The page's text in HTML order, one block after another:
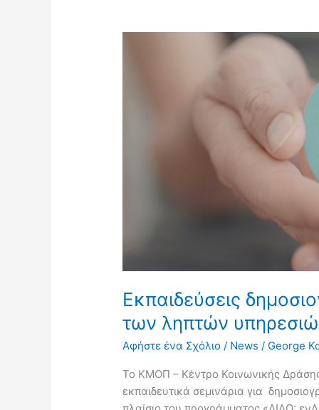
Εκπαιδεύσεις
των ληπτών
Αφήστε ένα Σχόλιο / News / George
Το ΚΜΟΠ – Κέντρο Κοινωνικής
εκπαιδευτικά σεμινάρια για